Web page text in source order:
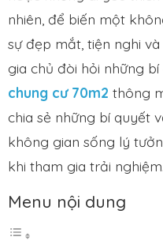
nhiên, để biến một
sự đẹp mắt, tiện nghi
gia chủ đòi hỏi những
chung cư 70m2 thông
chia sẻ những bí quyết
không gian sống lý
khi tham gia trải nghiệm.
Menu nội dung